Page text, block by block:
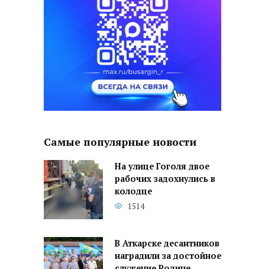
Самые популярные новости
На улице Гоголя двое
рабочих задохнулись в
колодце
1514
В Аткарске десантников
наградили за достойное